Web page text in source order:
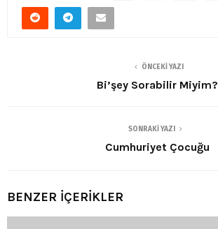
ÖNCEKI YAZI
Bi’şey Sorabilir Miyim?
SONRAKI YAZI
Cumhuriyet Çocuğu
BENZER İÇERİKLER